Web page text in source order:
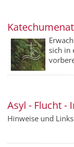
Katechumenat
sich in
Asyl - Flucht -
Hinweise und